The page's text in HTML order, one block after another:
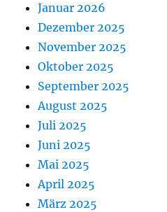
Januar 2026
Dezember 2025
November 2025
Oktober 2025
September 2025
August 2025
Juli 2025
Juni 2025
Mai 2025
April 2025
März 2025